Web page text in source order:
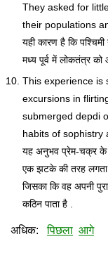
They asked for
their populations
यही कारण है कि
मध्य पूर्व में लोकतंत्र को
This experience is
excursions in
submerged depdi
habits of sophistry
यह अनुभव प्रेम-चक्र के
एक झटके की तरह लगता
जिसका कि वह अपनी
कठिन पाता है .
अधिक:पिछला आगे